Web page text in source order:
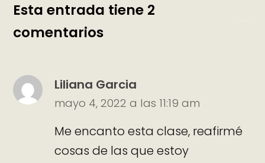
Esta entrada tiene 2
comentarios
Liliana Garcia
mayo 4, 2022 a las 11:19 am
Me encanto esta clase, reafirmé
cosas de las que estoy